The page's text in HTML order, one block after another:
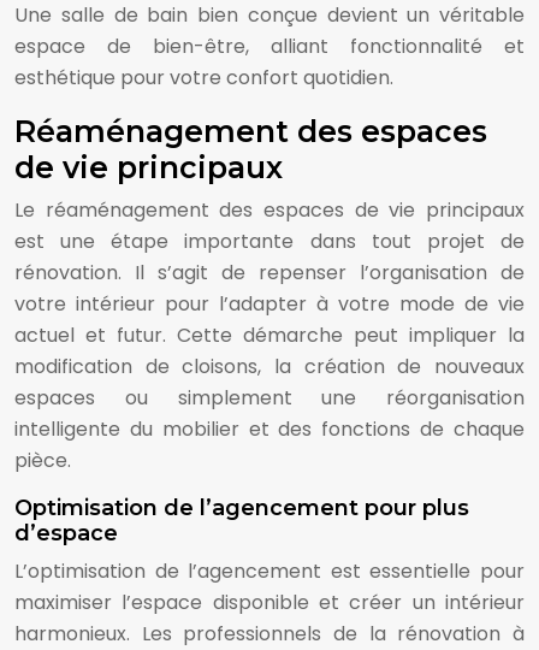
Une salle de bain bien conçue devient un véritable
espace de bien-être, alliant fonctionnalité et
esthétique pour votre confort quotidien.
Réaménagement des espaces
de vie principaux
Le réaménagement des espaces de vie principaux
est une étape importante dans tout projet de
rénovation. Il s’agit de repenser l’organisation de
votre intérieur pour l’adapter à votre mode de vie
actuel et futur. Cette démarche peut impliquer la
modification de cloisons, la création de nouveaux
espaces ou simplement une réorganisation
intelligente du mobilier et des fonctions de chaque
pièce.
Optimisation de l’agencement pour plus
d’espace
L’optimisation de l’agencement est essentielle pour
maximiser l’espace disponible et créer un intérieur
harmonieux. Les professionnels de la rénovation à